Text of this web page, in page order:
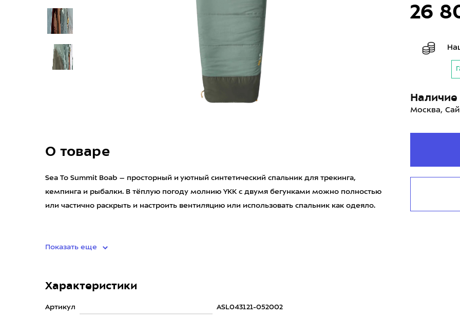
О товаре
Sea To Summit Boab – просторный и уютный синтетический спальник для трекинга,
кемпинга и рыбалки. В тёплую погоду молнию YKK с двумя бегунками можно полностью
или частично раскрыть и настроить вентиляцию или использовать спальник как одеяло.
Показать еще
Характеристики
Артикул ASL043121-052002
26
Наличие
Москва,